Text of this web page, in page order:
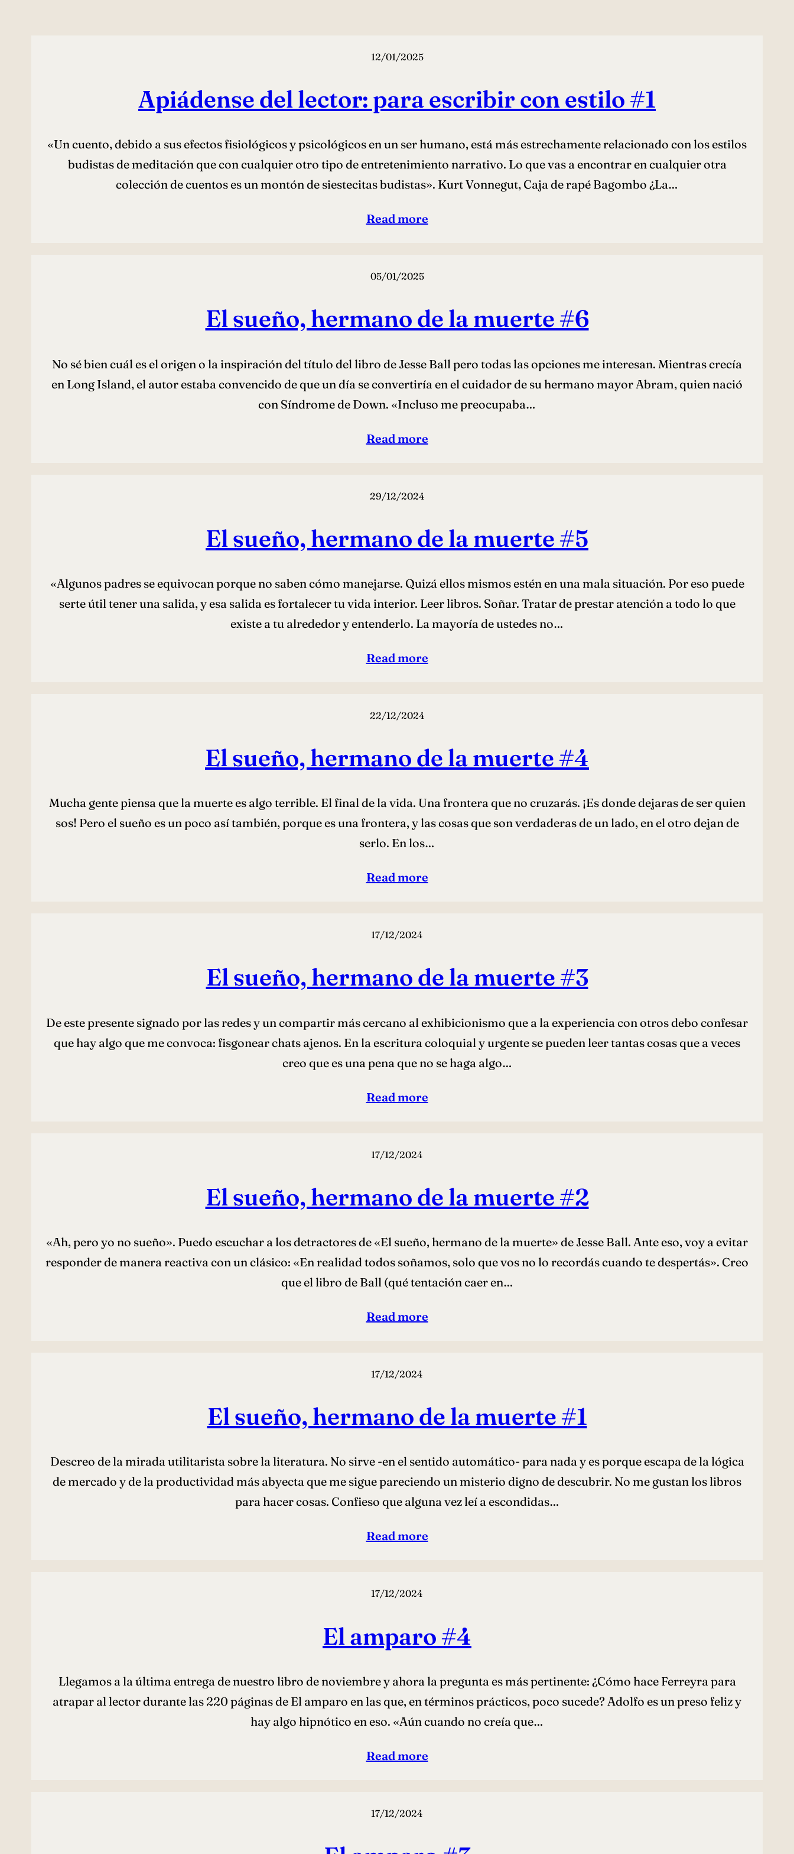
12/01/2025
Apiádense del lector: para escribir con estilo #1
«Un cuento, debido a sus efectos fisiológicos y psicológicos en un ser humano, está más estrechamente relacionado con los estilos
budistas de meditación que con cualquier otro tipo de entretenimiento narrativo. Lo que vas a encontrar en cualquier otra
colección de cuentos es un montón de siestecitas budistas». Kurt Vonnegut, Caja de rapé Bagombo ¿La…
Read more
05/01/2025
El sueño, hermano de la muerte #6
No sé bien cuál es el origen o la inspiración del título del libro de Jesse Ball pero todas las opciones me interesan. Mientras crecía
en Long Island, el autor estaba convencido de que un día se convertiría en el cuidador de su hermano mayor Abram, quien nació
con Síndrome de Down. «Incluso me preocupaba…
Read more
29/12/2024
El sueño, hermano de la muerte #5
«Algunos padres se equivocan porque no saben cómo manejarse. Quizá ellos mismos estén en una mala situación. Por eso puede
serte útil tener una salida, y esa salida es fortalecer tu vida interior. Leer libros. Soñar. Tratar de prestar atención a todo lo que
existe a tu alrededor y entenderlo. La mayoría de ustedes no…
Read more
22/12/2024
El sueño, hermano de la muerte #4
Mucha gente piensa que la muerte es algo terrible. El final de la vida. Una frontera que no cruzarás. ¡Es donde dejaras de ser quien
sos! Pero el sueño es un poco así también, porque es una frontera, y las cosas que son verdaderas de un lado, en el otro dejan de
serlo. En los…
Read more
17/12/2024
El sueño, hermano de la muerte #3
De este presente signado por las redes y un compartir más cercano al exhibicionismo que a la experiencia con otros debo confesar
que hay algo que me convoca: fisgonear chats ajenos. En la escritura coloquial y urgente se pueden leer tantas cosas que a veces
creo que es una pena que no se haga algo…
Read more
17/12/2024
El sueño, hermano de la muerte #2
«Ah, pero yo no sueño». Puedo escuchar a los detractores de «El sueño, hermano de la muerte» de Jesse Ball. Ante eso, voy a evitar
responder de manera reactiva con un clásico: «En realidad todos soñamos, solo que vos no lo recordás cuando te despertás». Creo
que el libro de Ball (qué tentación caer en…
Read more
17/12/2024
El sueño, hermano de la muerte #1
Descreo de la mirada utilitarista sobre la literatura. No sirve -en el sentido automático- para nada y es porque escapa de la lógica
de mercado y de la productividad más abyecta que me sigue pareciendo un misterio digno de descubrir. No me gustan los libros
para hacer cosas. Confieso que alguna vez leí a escondidas…
Read more
17/12/2024
El amparo #4
Llegamos a la última entrega de nuestro libro de noviembre y ahora la pregunta es más pertinente: ¿Cómo hace Ferreyra para
atrapar al lector durante las 220 páginas de El amparo en las que, en términos prácticos, poco sucede? Adolfo es un preso feliz y
hay algo hipnótico en eso. «Aún cuando no creía que…
Read more
17/12/2024